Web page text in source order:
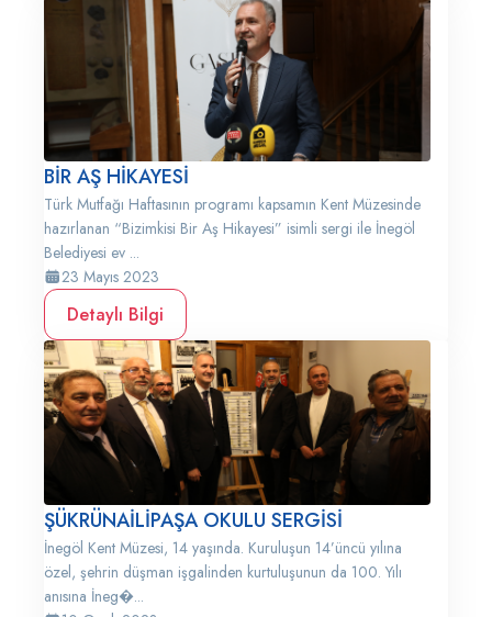
BİR AŞ HİKAYESİ
Türk Mutfağı Haftasının programı kapsamın Kent Müzesinde
hazırlanan “Bizimkisi Bir Aş Hikayesi” isimli sergi ile İnegöl
Belediyesi ev ...
23 Mayıs 2023
Detaylı Bilgi
ŞÜKRÜNAİLİPAŞA OKULU SERGİSİ
İnegöl Kent Müzesi, 14 yaşında. Kuruluşun 14’üncü yılına
özel, şehrin düşman işgalinden kurtuluşunun da 100. Yılı
anısına İneg�...